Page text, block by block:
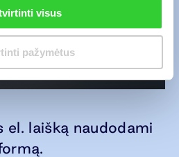
visus
pažymėtus
laišką naudodami